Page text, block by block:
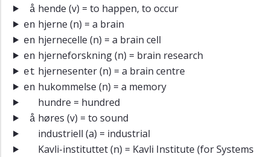
å hende (v) = to happen, to occur
en hjerne (n) = a brain
en hjernecelle (n) = a brain cell
en hjerneforskning(n) = brain research
et hjernesenter(n) = a brain centre
en hukommelse (n) = a memory
hundre = hundred
å høres (v) = to sound
industriell (a) = industrial
Kavli-instituttet(n) = Kavli Institute (for Systems